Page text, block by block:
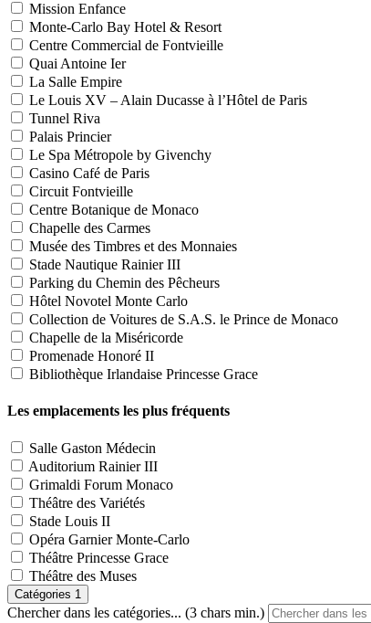
Mission Enfance
Monte-Carlo Bay Hotel & Resort
Centre Commercial de Fontvieille
Quai Antoine Ier
La Salle Empire
Le Louis XV – Alain Ducasse à l’Hôtel de Paris
Tunnel Riva
Palais Princier
Le Spa Métropole by Givenchy
Casino Café de Paris
Circuit Fontvieille
Centre Botanique de Monaco
Chapelle des Carmes
Musée des Timbres et des Monnaies
Stade Nautique Rainier III
Parking du Chemin des Pêcheurs
Hôtel Novotel Monte Carlo
Collection de Voitures de S.A.S. le Prince de Monaco
Chapelle de la Miséricorde
Promenade Honoré II
Bibliothèque Irlandaise Princesse Grace
Les emplacements les plus fréquents
Salle Gaston Médecin
Auditorium Rainier III
Grimaldi Forum Monaco
Théâtre des Variétés
Stade Louis II
Opéra Garnier Monte-Carlo
Théâtre Princesse Grace
Théâtre des Muses
Catégories 1
Chercher dans les catégories... (3 chars min.)